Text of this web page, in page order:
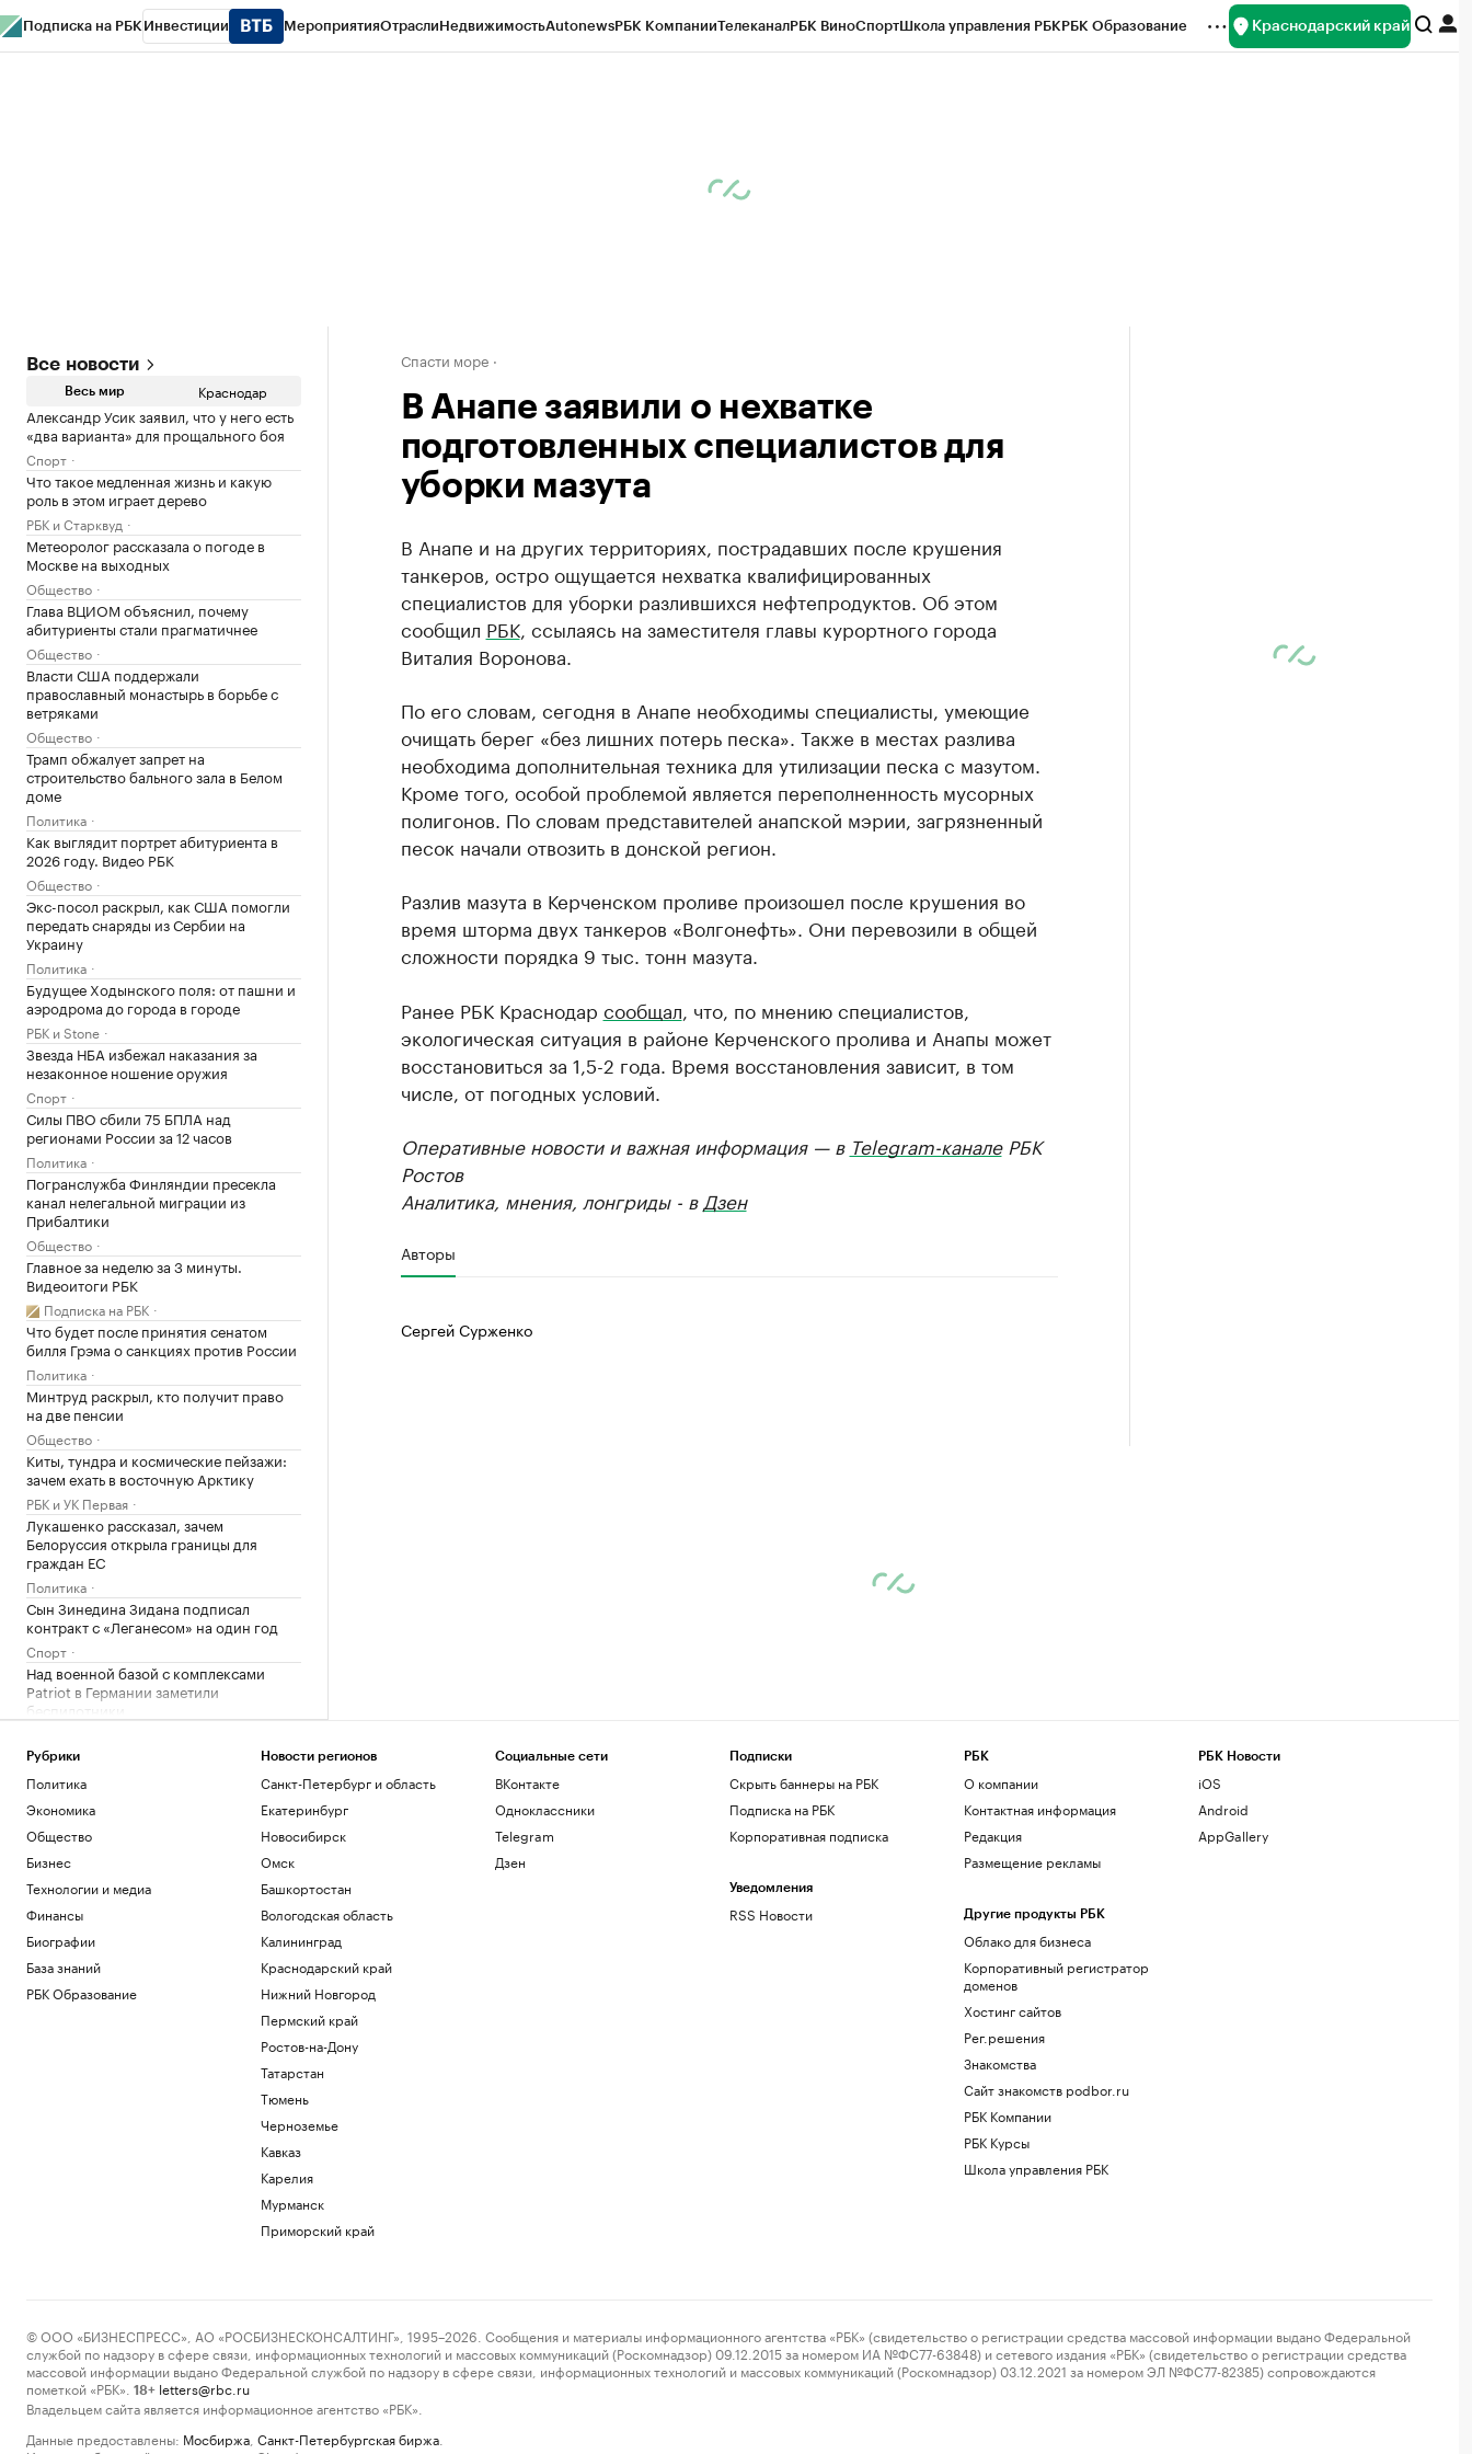
Подписка на РБК Инвестиции МероприятияОтраслиНедвижимостьAutonewsРБК КомпанииТелеканалРБК ВиноСпортШкола управления РБКРБК Образование Краснодарский край
Все новости
Весь мир Краснодар
Александр Усик заявил, что у него есть
«два варианта» для прощального боя
Спорт
Что такое медленная жизнь и какую
роль в этом играет дерево
РБК и Старквуд
Метеоролог рассказала о погоде в
Москве на выходных
Общество
Глава ВЦИОМ объяснил, почему
абитуриенты стали прагматичнее
Общество
Власти США поддержали
православный монастырь в борьбе с
ветряками
Общество
Трамп обжалует запрет на
строительство бального зала в Белом
доме
Политика
Как выглядит портрет абитуриента в
2026 году. Видео РБК
Общество
Экс-посол раскрыл, как США помогли
передать снаряды из Сербии на
Украину
Политика
Будущее Ходынского поля: от пашни и
аэродрома до города в городе
РБК и Stone
Звезда НБА избежал наказания за
незаконное ношение оружия
Спорт
Силы ПВО сбили 75 БПЛА над
регионами России за 12 часов
Политика
Погранслужба Финляндии пресекла
канал нелегальной миграции из
Прибалтики
Общество
Главное за неделю за 3 минуты.
Видеоитоги РБК
Подписка на РБК
Что будет после принятия сенатом
билля Грэма о санкциях против России
Политика
Минтруд раскрыл, кто получит право
на две пенсии
Общество
Киты, тундра и космические пейзажи:
зачем ехать в восточную Арктику
РБК и УК Первая
Лукашенко рассказал, зачем
Белоруссия открыла границы для
граждан ЕС
Политика
Сын Зинедина Зидана подписал
контракт с «Леганесом» на один год
Спорт
Над военной базой с комплексами
Patriot в Германии заметили
беспилотники
Минфин США сообщил о «взятом за
горло» Иране после «Экономической
ярости»
Политика
Спасти море
В Анапе заявили о нехватке
подготовленных специалистов для
уборки мазута
В Анапе и на других территориях, пострадавших после крушения
танкеров, остро ощущается нехватка квалифицированных
специалистов для уборки разлившихся нефтепродуктов. Об этом
сообщил РБК, ссылаясь на заместителя главы курортного города
Виталия Воронова.
По его словам, сегодня в Анапе необходимы специалисты, умеющие
очищать берег «без лишних потерь песка». Также в местах разлива
необходима дополнительная техника для утилизации песка с мазутом.
Кроме того, особой проблемой является переполненность мусорных
полигонов. По словам представителей анапской мэрии, загрязненный
песок начали отвозить в донской регион.
Разлив мазута в Керченском проливе произошел после крушения во
время шторма двух танкеров «Волгонефть». Они перевозили в общей
сложности порядка 9 тыс. тонн мазута.
Ранее РБК Краснодар сообщал , что, по мнению специалистов,
экологическая ситуация в районе Керченского пролива и Анапы может
восстановиться за 1,5-2 года. Время восстановления зависит, в том
числе, от погодных условий.
Оперативные новости и важная информация — в Telegram-каналеРБК
Ростов
Аналитика, мнения, лонгриды - в Дзен
Авторы
Сергей Сурженко
Рубрики
Политика
Экономика
Общество
Бизнес
Технологии и медиа
Финансы
Биографии
База знаний
РБК Образование
Новости регионов
Санкт-Петербург и область
Екатеринбург
Новосибирск
Омск
Башкортостан
Вологодская область
Калининград
Краснодарский край
Нижний Новгород
Пермский край
Ростов-на-Дону
Татарстан
Тюмень
Черноземье
Кавказ
Карелия
Мурманск
Приморский край
Социальные сети
ВКонтакте
Одноклассники
Telegram
Дзен
Подписки
Скрыть баннеры на РБК
Подписка на РБК
Корпоративная подписка
Уведомления
RSS Новости
РБК
О компании
Контактная информация
Редакция
Размещение рекламы
Другие продукты РБК
Облако для бизнеса
Корпоративный регистратор
доменов
Хостинг сайтов
Рег.решения
Знакомства
Сайт знакомств podbor.ru
РБК Компании
РБК Курсы
Школа управления РБК
РБК Новости
iOS
Android
AppGallery
© ООО «БИЗНЕСПРЕСС», АО «РОСБИЗНЕСКОНСАЛТИНГ», 1995–2026. Сообщения и материалы информационного агентства «РБК» (свидетельство о регистрации средства массовой информации выдано Федеральной
службой по надзору в сфере связи, информационных технологий и массовых коммуникаций (Роскомнадзор) 09.12.2015 за номером ИА №ФС77-63848) и сетевого издания «РБК» (свидетельство о регистрации средства
массовой информации выдано Федеральной службой по надзору в сфере связи, информационных технологий и массовых коммуникаций (Роскомнадзор) 03.12.2021 за номером ЭЛ №ФС77-82385) сопровождаются
пометкой «РБК».
18+ letters@rbc.ru
Владельцем сайта является информационное агентство «РБК».
Данные предоставлены: Мосбиржа Санкт-Петербургская биржа